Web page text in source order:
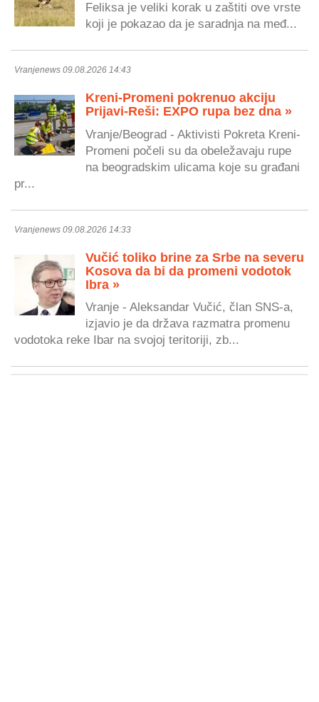
Feliksa je veliki korak u zaštiti ove vrste
koji je pokazao da je saradnja na međ...
Vranjenews 09.08.2026 14:43
Kreni-Promeni pokrenuo akciju
Prijavi-Reši: EXPO rupa bez dna »
Vranje/Beograd - Aktivisti Pokreta Kreni-
Promeni počeli su da obeležavaju rupe
na beogradskim ulicama koje su građani
pr...
Vranjenews 09.08.2026 14:33
Vučić toliko brine za Srbe na severu
Kosova da bi da promeni vodotok
Ibra »
Vranje - Aleksandar Vučić, član SNS-a,
izjavio je da država razmatra promenu
vodotoka reke Ibar na svojoj teritoriji, zb...